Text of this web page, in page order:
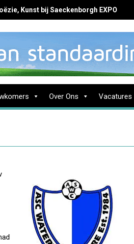
Kunst bij Saeckenborgh EXPO
Over Ons Vacatures